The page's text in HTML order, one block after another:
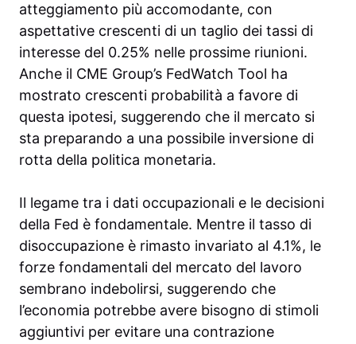
atteggiamento più accomodante, con
aspettative crescenti di un taglio dei tassi di
interesse del 0.25% nelle prossime riunioni.
Anche il CME Group’s FedWatch Tool ha
mostrato crescenti probabilità a favore di
questa ipotesi, suggerendo che il mercato si
sta preparando a una possibile inversione di
rotta della politica monetaria.
Il legame tra i dati occupazionali e le decisioni
della Fed è fondamentale. Mentre il tasso di
disoccupazione è rimasto invariato al 4.1%, le
forze fondamentali del mercato del lavoro
sembrano indebolirsi, suggerendo che
l’economia potrebbe avere bisogno di stimoli
aggiuntivi per evitare una contrazione